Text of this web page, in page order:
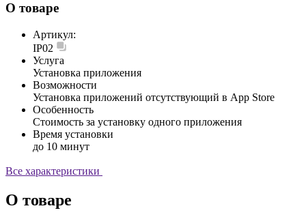
О товаре
Артикул:
IP02
Услуга
Установка приложения
Возможности
Установка приложений отсутствующий в App Store
Особенность
Стоимость за установку одного приложения
Время установки
до 10 минут
Все характеристики
О товаре